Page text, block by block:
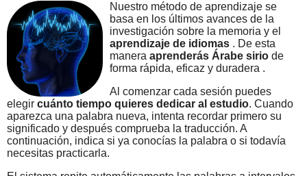
Nuestro método de aprendizaje se
basa en los últimos avances de la
investigación sobre la memoria y el
aprendizaje de idiomas . De esta
manera aprenderás Árabe sirio de
forma rápida, eficaz y duradera .
Al comenzar cada sesión puedes
elegir cuánto tiempo quieres dedicar al estudio. Cuando
aparezca una palabra nueva, intenta recordar primero su
significado y después comprueba la traducción. A
continuación, indica si ya conocías la palabra o si todavía
necesitas practicarla.